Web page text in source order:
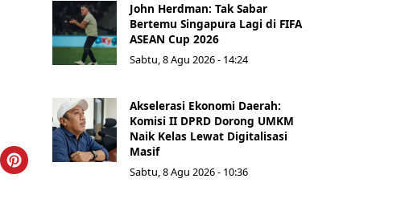
John Herdman: Tak Sabar
Bertemu Singapura Lagi di FIFA
ASEAN Cup 2026
Sabtu, 8 Agu 2026 - 14:24
Akselerasi Ekonomi Daerah:
Komisi II DPRD Dorong UMKM
Naik Kelas Lewat Digitalisasi
Masif
Sabtu, 8 Agu 2026 - 10:36